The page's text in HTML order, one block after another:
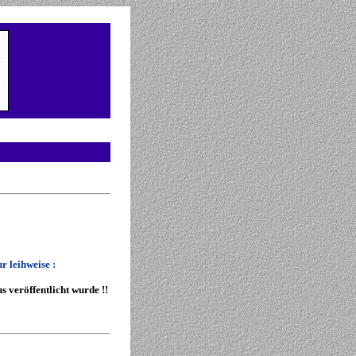
leihweise :
veröffentlicht wurde !!